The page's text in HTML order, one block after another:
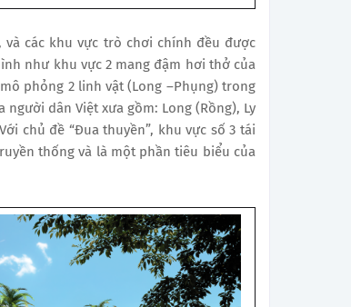
và các khu vực trò chơi chính đều được
như khu vực 2 mang đậm hơi thở của
phỏng 2 linh vật (Long –Phụng) trong
dân Việt xưa gồm: Long (Rồng), Ly
chủ đề “Đua thuyền”, khu vực số 3 tái
thống và là một phần tiêu biểu của